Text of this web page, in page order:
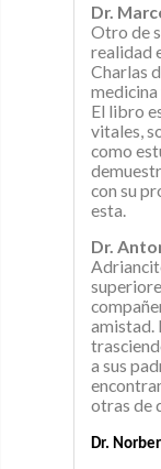
Dr.
Otro de
realidad
Charlas
El libro
vitales,
como
con su
esta.
Dr.
amistad.
a sus
otras de
Dr.